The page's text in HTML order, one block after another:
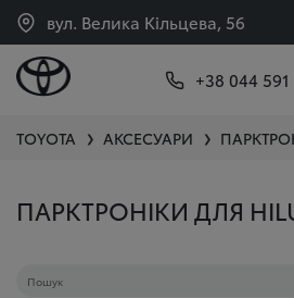
вул. Велика Кільцева, 56
+38 044
TOYOTA ❯ АКСЕСУАРИ ❯
ПАРКТРОНІКИ ДЛЯ